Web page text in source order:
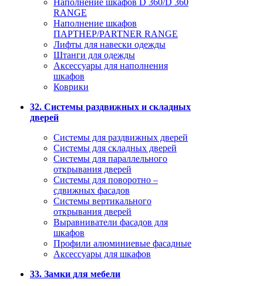
Наполнение шкафов D 360/D 360
RANGE
Наполнение шкафов
ПАРТНЕР/PARTNER RANGE
Лифты для навески одежды
Штанги для одежды
Аксессуары для наполнения
шкафов
Коврики
32. Системы раздвижных и складных
дверей
Системы для раздвижных дверей
Системы для складных дверей
Системы для параллельного
открывания дверей
Системы для поворотно –
сдвижных фасадов
Системы вертикального
открывания дверей
Выравниватели фасадов для
шкафов
Профили алюминиевые фасадные
Аксессуары для шкафов
33. Замки для мебели